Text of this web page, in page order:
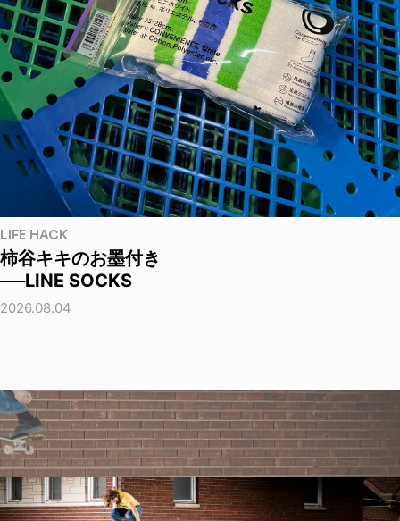
LIFE HACK
柿谷キキのお墨付き
──LINE SOCKS
2026.08.04